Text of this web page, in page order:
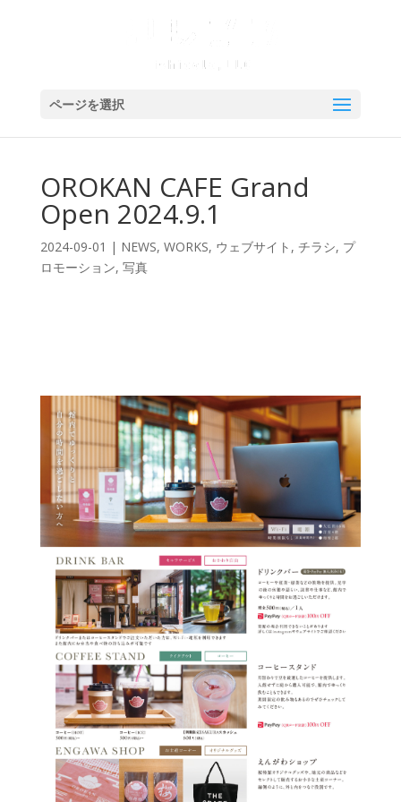
ページを選択
OROKAN CAFE Grand
Open 2024.9.1
2024-09-01 | NEWS, WORKS, ウェブサイト , チラシ, プ
ロモーション, 写真